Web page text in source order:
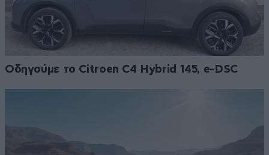
Οδηγούμε το Citroen C4 Hybrid 145, e-DSC